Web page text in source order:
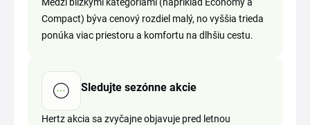
Compact) býva cenový rozdiel malý, no vyššia trieda
ponúka viac priestoru a komfortu na dlhšiu cestu.
Sledujte sezónne akcie
Hertz akcia sa zvyčajne objavuje pred letnou